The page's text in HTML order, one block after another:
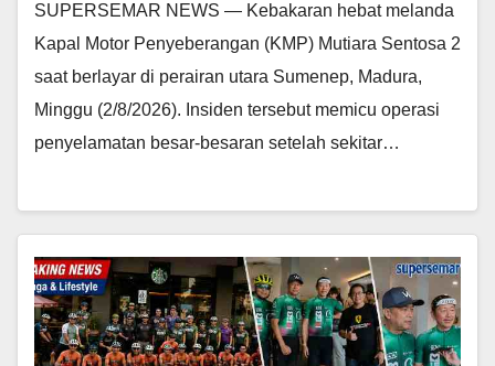
SUPERSEMAR NEWS — Kebakaran hebat melanda
Kapal Motor Penyeberangan (KMP) Mutiara Sentosa 2
saat berlayar di perairan utara Sumenep, Madura,
Minggu (2/8/2026). Insiden tersebut memicu operasi
penyelamatan besar-besaran setelah sekitar…